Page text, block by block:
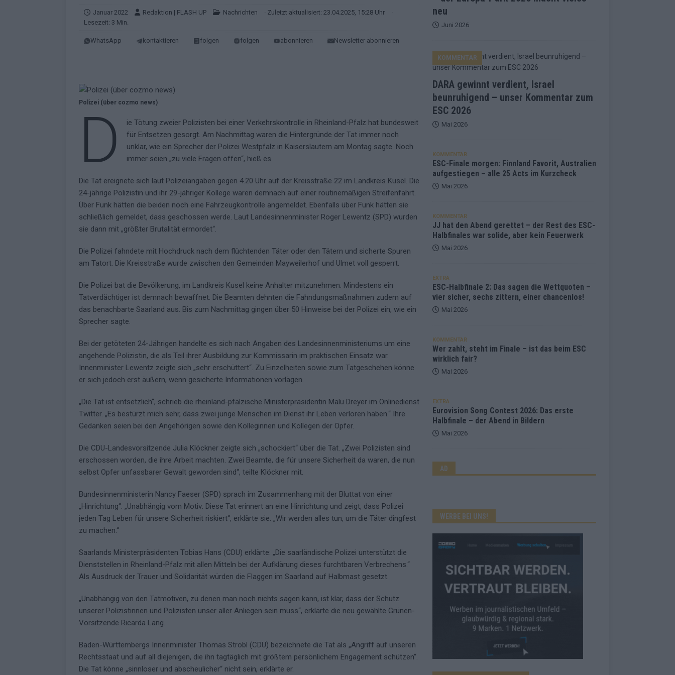
KOMMENTAR
[ Mai 2026 ]
EUROVISION
KOMMENTAR
[ Juni 2026 ] Monaco, Sallys Café, Westernbrauerei – der Europa-Park 2026 macht vieles neu EXTRA
[ Mai 2026 ] DARA gewinnt verdient, Israel beunruhigend – unser Kommentar zum ESC 2026
KOMMENTAR
Januar 2022 Redaktion | FLASH UP Nachrichten · Zuletzt aktualisiert: 23.04.2025, 15:28 Uhr
·
Lesezeit: 3 Min.
WhatsApp kontaktieren folgen folgen abonnieren Newsletter abonnieren
Polizei (über cozmo news)
D
ie Tötung zweier Polizisten bei einer Verkehrskontrolle in Rheinland-Pfalz hat bundesweit
für Entsetzen gesorgt. Am Nachmittag waren die Hintergründe der Tat immer noch
unklar, wie ein Sprecher der Polizei Westpfalz in Kaiserslautern am Montag sagte. Noch
immer seien „zu viele Fragen offen“, hieß es.
Die Tat ereignete sich laut Polizeiangaben gegen 4.20 Uhr auf der Kreisstraße 22 im Landkreis Kusel. Die
24-jährige Polizistin und ihr 29-jähriger Kollege waren demnach auf einer routinemäßigen Streifenfahrt.
Über Funk hätten die beiden noch eine Fahrzeugkontrolle angemeldet. Ebenfalls über Funk hätten sie
schließlich gemeldet, dass geschossen werde. Laut Landesinnenminister Roger Lewentz (SPD) wurden
sie dann mit „größter Brutalität ermordet“.
Die Polizei fahndete mit Hochdruck nach dem flüchtenden Täter oder den Tätern und sicherte Spuren
am Tatort. Die Kreisstraße wurde zwischen den Gemeinden Mayweilerhof und Ulmet voll gesperrt.
Die Polizei bat die Bevölkerung, im Landkreis Kusel keine Anhalter mitzunehmen. Mindestens ein
Tatverdächtiger ist demnach bewaffnet. Die Beamten dehnten die Fahndungsmaßnahmen zudem auf
das benachbarte Saarland aus. Bis zum Nachmittag gingen über 50 Hinweise bei der Polizei ein, wie ein
Sprecher sagte.
Bei der getöteten 24-Jährigen handelte es sich nach Angaben des Landesinnenministeriums um eine
angehende Polizistin, die als Teil ihrer Ausbildung zur Kommissarin im praktischen Einsatz war.
Innenminister Lewentz zeigte sich „sehr erschüttert“. Zu Einzelheiten sowie zum Tatgeschehen könne
er sich jedoch erst äußern, wenn gesicherte Informationen vorlägen.
„Die Tat ist entsetzlich“, schrieb die rheinland-pfälzische Ministerpräsidentin Malu Dreyer im Onlinedienst
Twitter. „Es bestürzt mich sehr, dass zwei junge Menschen im Dienst ihr Leben verloren haben.“ Ihre
Gedanken seien bei den Angehörigen sowie den Kolleginnen und Kollegen der Opfer.
Die CDU-Landesvorsitzende Julia Klöckner zeigte sich „schockiert“ über die Tat. „Zwei Polizisten sind
erschossen worden, die ihre Arbeit machten. Zwei Beamte, die für unsere Sicherheit da waren, die nun
selbst Opfer unfassbarer Gewalt geworden sind“, teilte Klöckner mit.
Bundesinnenministerin Nancy Faeser (SPD) sprach im Zusammenhang mit der Bluttat von einer
„Hinrichtung“. „Unabhängig vom Motiv: Diese Tat erinnert an eine Hinrichtung und zeigt, dass Polizei
jeden Tag Leben für unsere Sicherheit riskiert“, erklärte sie. „Wir werden alles tun, um die Täter dingfest
zu machen.“
Saarlands Ministerpräsidenten Tobias Hans (CDU) erklärte: „Die saarländische Polizei unterstützt die
Dienststellen in Rheinland-Pfalz mit allen Mitteln bei der Aufklärung dieses furchtbaren Verbrechens.“
Als Ausdruck der Trauer und Solidarität würden die Flaggen im Saarland auf Halbmast gesetzt.
„Unabhängig von den Tatmotiven, zu denen man noch nichts sagen kann, ist klar, dass der Schutz
unserer Polizistinnen und Polizisten unser aller Anliegen sein muss“, erklärte die neu gewählte Grünen-
Vorsitzende Ricarda Lang.
Baden-Württembergs Innenminister Thomas Strobl (CDU) bezeichnete die Tat als „Angriff auf unseren
Rechtsstaat und auf all diejenigen, die ihn tagtäglich mit größtem persönlichem Engagement schützen“.
Die Tat könne „sinnloser und abscheulicher“ nicht sein, erklärte er.
neu
Juni 2026
DARA gewinnt verdient, Israel
beunruhigend – unser Kommentar zum
ESC 2026
KOMMENTAR
Mai 2026
KOMMENTAR
ESC-Finale morgen: Finnland Favorit, Australien
aufgestiegen – alle 25 Acts im Kurzcheck
Mai 2026
KOMMENTAR
JJ hat den Abend gerettet – der Rest des ESC-
Halbfinales war solide, aber kein Feuerwerk
Mai 2026
EXTRA
ESC-Halbfinale 2: Das sagen die Wettquoten –
vier sicher, sechs zittern, einer chancenlos!
Mai 2026
KOMMENTAR
Wer zahlt, steht im Finale – ist das beim ESC
wirklich fair?
Mai 2026
EXTRA
Eurovision Song Contest 2026: Das erste
Halbfinale – der Abend in Bildern
Mai 2026
AD
WERBE BEI UNS!